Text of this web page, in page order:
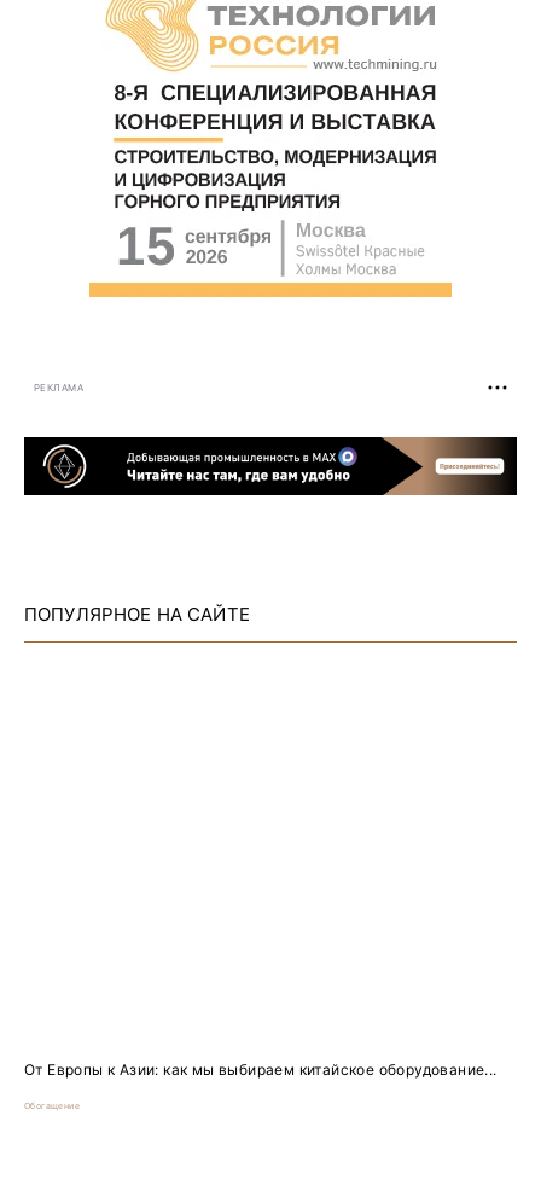
РЕКЛАМА
ПОПУЛЯРНОЕ НА САЙТЕ
От Европы к Азии: как мы выбираем китайское оборудование...
Обогащение